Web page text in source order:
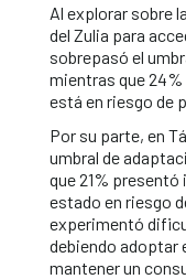
Al explorar sobre
del Zulia para
sobrepasó el
mientras que
está en riesgo de
Por su parte, en
umbral de
que 21% presentó
estado en riesgo
experimentó
debiendo adoptar
mantener un